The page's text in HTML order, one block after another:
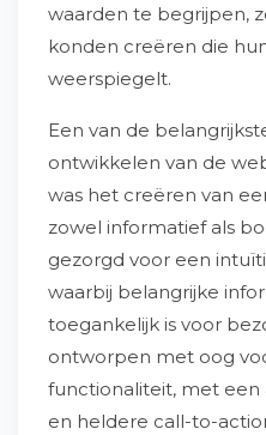
waarden te begrijpen,
konden creëren die
weerspiegelt.
Een van de
ontwikkelen van de
was het creëren van
zowel informatief als
gezorgd voor een
waarbij belangrijke
toegankelijk is voor
ontworpen met oog
functionaliteit, met
en heldere call-to-